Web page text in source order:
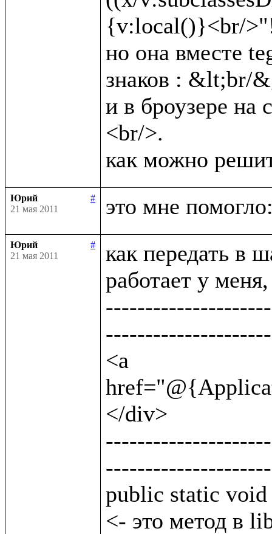
{v:local()}<br/
но она вместе
знаков : &lt;br/
и в броузере на
<br/>.
Юрий
#
21 мая 2011
Юрий
#
21 мая 2011
как передать в
работает у
<a
</div>
public static
<- это метод в